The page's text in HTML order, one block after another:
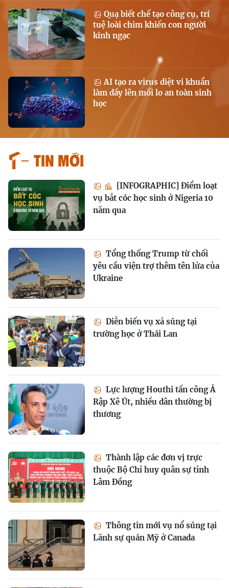
Quạ biết chế tạo công cụ, trí
tuệ loài chim khiến con người
kinh ngạc
AI tạo ra virus diệt vi khuẩn
làm dấy lên mối lo an toàn sinh
học
Tin mới
[INFOGRAPHIC] Điểm loạt
vụ bắt cóc học sinh ở Nigeria 10
năm qua
Tổng thống Trump từ chối
yêu cầu viện trợ thêm tên lửa của
Ukraine
Diễn biến vụ xả súng tại
trường học ở Thái Lan
Lực lượng Houthi tấn công Ả
Rập Xê Út, nhiều dân thường bị
thương
Thành lập các đơn vị trực
thuộc Bộ Chỉ huy quân sự tỉnh
Lâm Đồng
Thông tin mới vụ nổ súng tại
Lãnh sự quán Mỹ ở Canada